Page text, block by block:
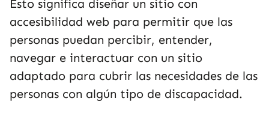
Esto significa diseñar un sitio con
accesibilidad web para permitir que las
personas puedan percibir, entender,
navegar e interactuar con un sitio
adaptado para cubrir las necesidades de las
personas con algún tipo de discapacidad.